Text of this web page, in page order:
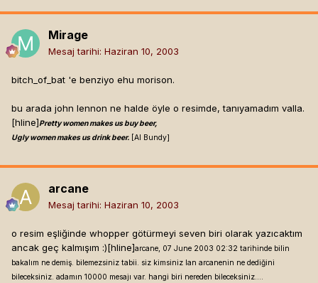
Mirage
Mesaj tarihi: Haziran 10, 2003
bitch_of_bat 'e benziyo ehu morison.
bu arada john lennon ne halde öyle o resimde, tanıyamadım valla.
[hline]Pretty women makes us buy beer,
Ugly women makes us drink beer. [Al Bundy]
arcane
Mesaj tarihi: Haziran 10, 2003
o resim eşliğinde whopper götürmeyi seven biri olarak yazıcaktım
ancak geç kalmışım :)[hline]arcane, 07 June 2003 02:32 tarihinde bilin
bakalım ne demiş. bilemezsiniz tabii. siz kimsiniz lan arcanenin ne dediğini
bileceksiniz. adamın 10000 mesajı var. hangi biri nereden bileceksiniz....